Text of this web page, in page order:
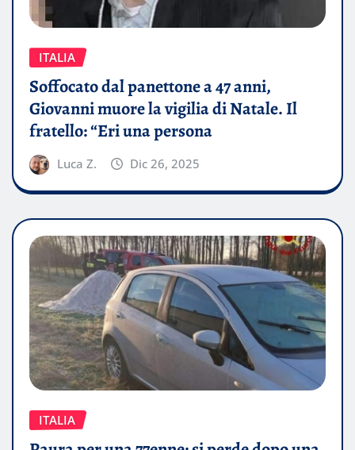
ITALIA
Soffocato dal panettone a 47 anni,
Giovanni muore la vigilia di Natale. Il
fratello: “Eri una persona
Luca Z. Dic 26, 2025
ITALIA